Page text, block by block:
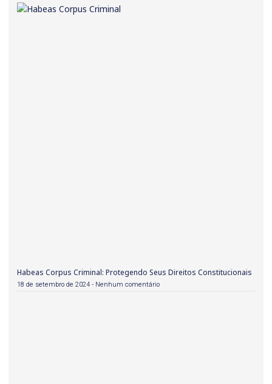
Habeas Corpus Criminal: Protegendo Seus Direitos Constitucionais
18 de setembro de 2024 Nenhum comentário